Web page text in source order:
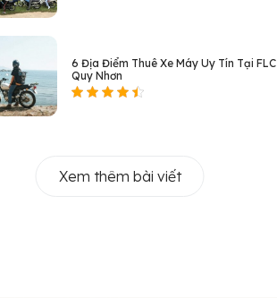
6 Địa Điểm Thuê Xe Máy Uy Tín Tại FLC
Quy Nhơn
Xem thêm bài viết